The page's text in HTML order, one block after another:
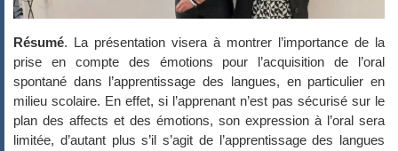
Résumé. La présentation visera à montrer l’importance de la
prise en compte des émotions pour l’acquisition de l’oral
spontané dans l’apprentissage des langues, en particulier en
milieu scolaire. En effet, si l’apprenant n’est pas sécurisé sur le
plan des affects et des émotions, son expression à l’oral sera
limitée, d’autant plus s’il s’agit de l’apprentissage des langues